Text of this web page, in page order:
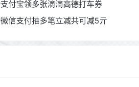
支付宝领多张滴滴高德打车券
微信支付抽多笔立减共可减5亓